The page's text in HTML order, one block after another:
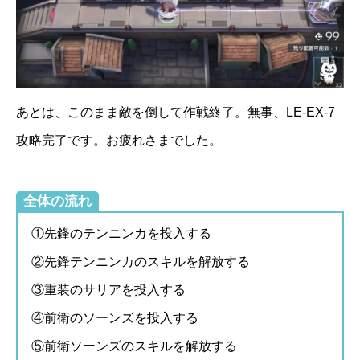
あとは、このまま敵を倒して作戦終了。無事、LE-EX-7
攻略完了です。お疲れさまでした。
全体の流れ
①先鋒のテンニンカを投入する
②先鋒テンニンカのスキルを解放する
③重装のサリアを投入する
④前衛のソーンズを投入する
⑤前衛ソーンズのスキルを解放する